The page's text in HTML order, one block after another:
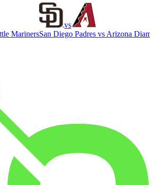
Mariners
vs
San Diego Padres vs Arizona